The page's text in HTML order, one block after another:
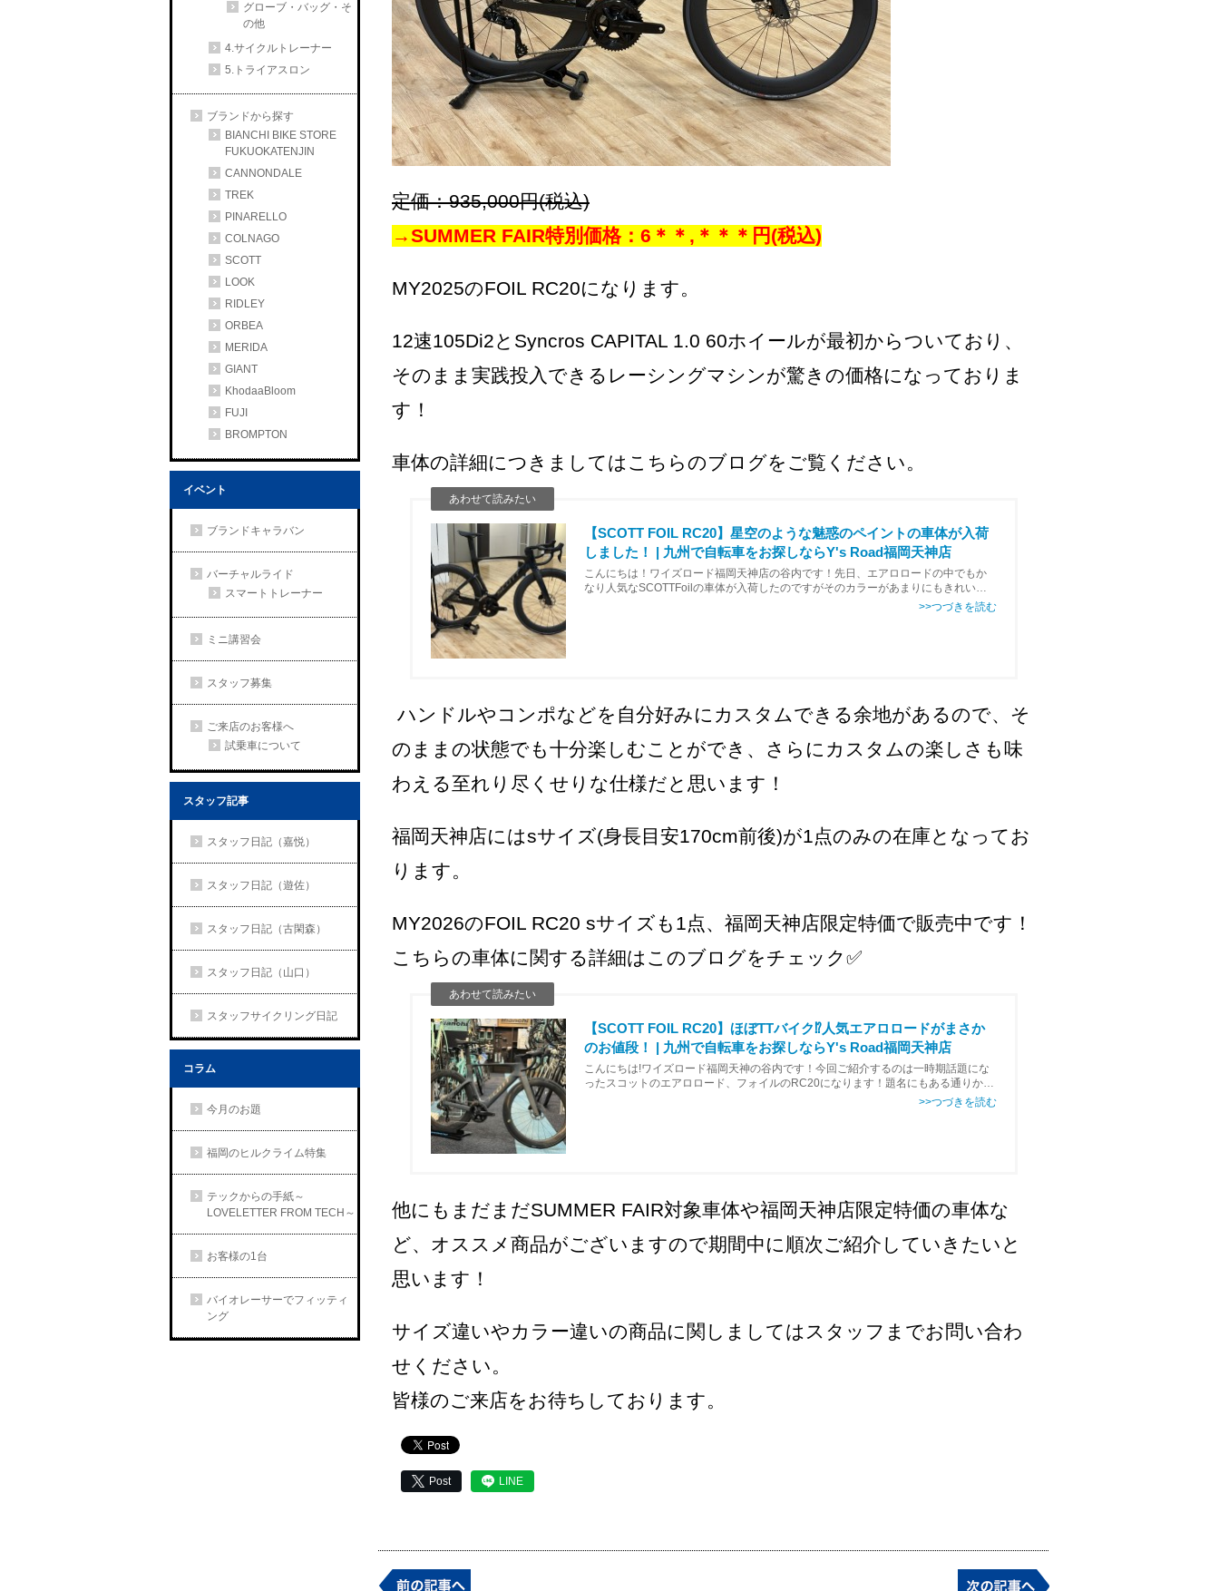
グローブ・バッグ・そ
の他
4.サイクルトレーナー
5.トライアスロン
ブランドから探す
BIANCHI BIKE STORE
FUKUOKATENJIN
CANNONDALE
TREK
PINARELLO
COLNAGO
SCOTT
LOOK
RIDLEY
ORBEA
MERIDA
GIANT
KhodaaBloom
FUJI
BROMPTON
イベント
ブランドキャラバン
バーチャルライド
スマートトレーナー
ミニ講習会
スタッフ募集
ご来店のお客様へ
試乗車について
スタッフ記事
スタッフ日記（嘉悦）
スタッフ日記（遊佐）
スタッフ日記（古閑森）
スタッフ日記（山口）
スタッフサイクリング日記
コラム
今月のお題
福岡のヒルクライム特集
テックからの手紙～
LOVELETTER FROM TECH～
お客様の1台
バイオレーサーでフィッティ
ング
定価：935,000円(税込)
→SUMMER FAIR特別価格：6＊＊,＊＊＊円(税込)
MY2025のFOIL RC20になります。
12速105Di2とSyncros CAPITAL 1.0 60ホイールが最初からついており、
そのまま実践投入できるレーシングマシンが驚きの価格になっておりま
す！
車体の詳細につきましてはこちらのブログをご覧ください。
【SCOTT FOIL RC20】星空のような魅惑のペイントの車体が入荷
しました！ | 九州で自転車をお探しならY's Road福岡天神店
こんにちは！ワイズロード福岡天神店の谷内です！先日、エアロロードの中でもか
なり人気なSCOTTFoilの車体が入荷したのですがそのカラーがあまりにもきれいな
ハンドルやコンポなどを自分好みにカスタムできる余地があるので、そ
のままの状態でも十分楽しむことができ、さらにカスタムの楽しさも味
わえる至れり尽くせりな仕様だと思います！
福岡天神店にはsサイズ(身長目安170cm前後)が1点のみの在庫となってお
ります。
MY2026のFOIL RC20 sサイズも1点、福岡天神店限定特価で販売中です！
こちらの車体に関する詳細はこのブログをチェック✅
【SCOTT FOIL RC20】ほぼTTバイク⁉人気エアロロードがまさか
のお値段！ | 九州で自転車をお探しならY's Road福岡天神店
こんにちは!ワイズロード福岡天神の谷内です！今回ご紹介するのは一時期話題にな
ったスコットのエアロロード、フォイルのRC20になります！題名にもある通りかな
りボリュームのあるフレームとホイールになってます、、、見ていただく方が速い
他にもまだまだSUMMER FAIR対象車体や福岡天神店限定特価の車体な
ど、オススメ商品がございますので期間中に順次ご紹介していきたいと
思います！
サイズ違いやカラー違いの商品に関しましてはスタッフまでお問い合わ
せください。
皆様のご来店をお待ちしております。
Post LINE